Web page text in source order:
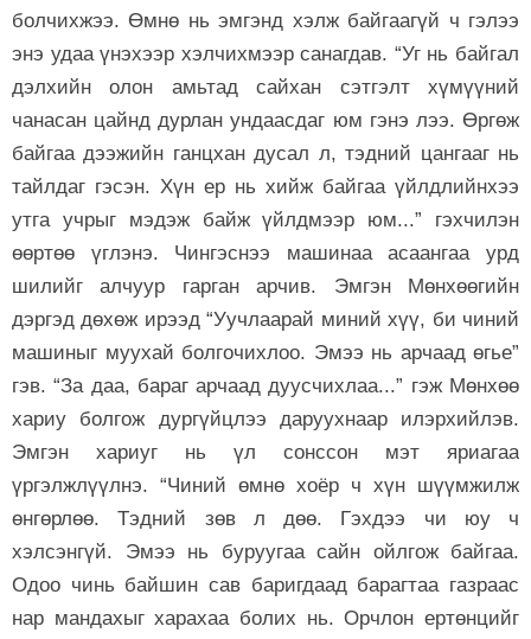
болчихжээ. Өмнө нь эмгэнд хэлж байгаагүй ч гэлээ
энэ удаа үнэхээр хэлчихмээр санагдав. “Уг нь байгал
дэлхийн олон амьтад сайхан сэтгэлт хүмүүний
чанасан цайнд дурлан ундаасдаг юм гэнэ лээ. Өргөж
байгаа дээжийн ганцхан дусал л, тэдний цангааг нь
тайлдаг гэсэн. Хүн ер нь хийж байгаа үйлдлийнхээ
утга учрыг мэдэж байж үйлдмээр юм...” гэхчилэн
өөртөө үглэнэ. Чингэснээ машинаа асаангаа урд
шилийг алчуур гарган арчив. Эмгэн Мөнхөөгийн
дэргэд дөхөж ирээд “Уучлаарай миний хүү, би чиний
машиныг муухай болгочихлоо. Эмээ нь арчаад өгье”
гэв. “За даа, бараг арчаад дуусчихлаа...” гэж Мөнхөө
хариу болгож дургүйцлээ даруухнаар илэрхийлэв.
Эмгэн хариуг нь үл сонссон мэт яриагаа
үргэлжлүүлнэ. “Чиний өмнө хоёр ч хүн шүүмжилж
өнгөрлөө. Тэдний зөв л дөө. Гэхдээ чи юу ч
хэлсэнгүй. Эмээ нь буруугаа сайн ойлгож байгаа.
Одоо чинь байшин сав баригдаад барагтаа газраас
нар мандахыг харахаа болих нь. Орчлон ертөнцийг